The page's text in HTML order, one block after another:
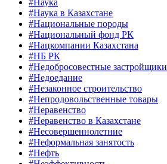
#Наука
#Наука в Казахстане
#Национальные породы
#Национальный фонд РК
#Нацкомпании Казахстана
#НБ РК
#Недобросовестные застройщики
#Недоедание
#Незаконное строительство
#Непродовольственные товары
#Неравенство
#Неравенство в Казахстане
#Несовершеннолетние
#Неформальная занятость
#Нефть